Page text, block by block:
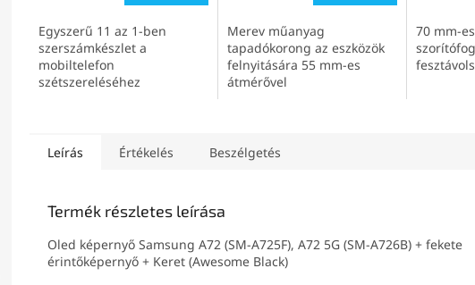
Egyszerű 11 az 1-ben
szerszámkészlet a
mobiltelefon
szétszereléséhez
Merev műanyag
tapadókorong az eszközök
felnyitására 55 mm-es
átmérővel
70 mm-
Leírás Értékelés Beszélgetés
Termék részletes leírása
Oled képernyő Samsung A72 (SM-A725F), A72 5G (SM-A726B) + fekete
érintőképernyő + Keret (Awesome Black)